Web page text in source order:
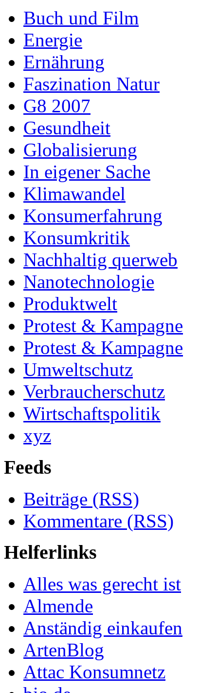
Buch und Film
Energie
Ernährung
Faszination Natur
G8 2007
Gesundheit
Globalisierung
In eigener Sache
Klimawandel
Konsumerfahrung
Konsumkritik
Nachhaltig querweb
Nanotechnologie
Produktwelt
Protest & Kampagne
Protest & Kampagne
Umweltschutz
Verbraucherschutz
Wirtschaftspolitik
xyz
Feeds
Beiträge (RSS)
Kommentare (RSS)
Helferlinks
Alles was gerecht ist
Almende
Anständig einkaufen
ArtenBlog
Attac Konsumnetz